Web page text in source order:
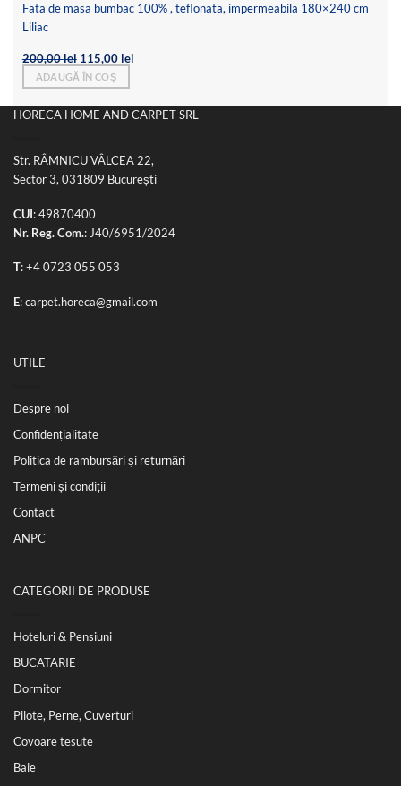
Fata de masa bumbac 100% , teflonata, impermeabila 180×240 cm
Liliac
200,00lei Prețul
inițial
a
fost:
200,00 lei.
115,00 leiPrețul
curent
ADAUGĂ ÎN COȘ
HORECA HOME AND CARPET SRL
Str. RÂMNICU VÂLCEA 22,
Sector 3, 031809 București
CUI: 49870400
Nr. Reg. Com.: J40/6951/2024
T:+4 0723 055 053
E:carpet.horeca@gmail.com
UTILE
Despre noi
Confidențialitate
Politica de rambursări și returnări
Termeni și condiții
Contact
ANPC
CATEGORII DE PRODUSE
Hoteluri & Pensiuni
BUCATARIE
Dormitor
Pilote, Perne, Cuverturi
Covoare tesute
Baie